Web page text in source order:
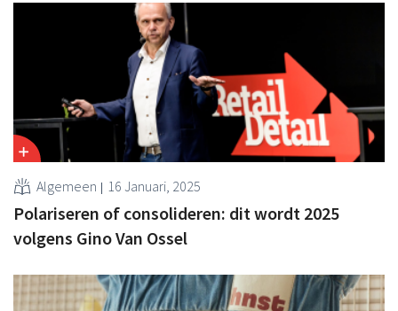
Algemeen 16 Januari, 2025
Polariseren of consolideren: dit wordt 2025
volgens Gino Van Ossel